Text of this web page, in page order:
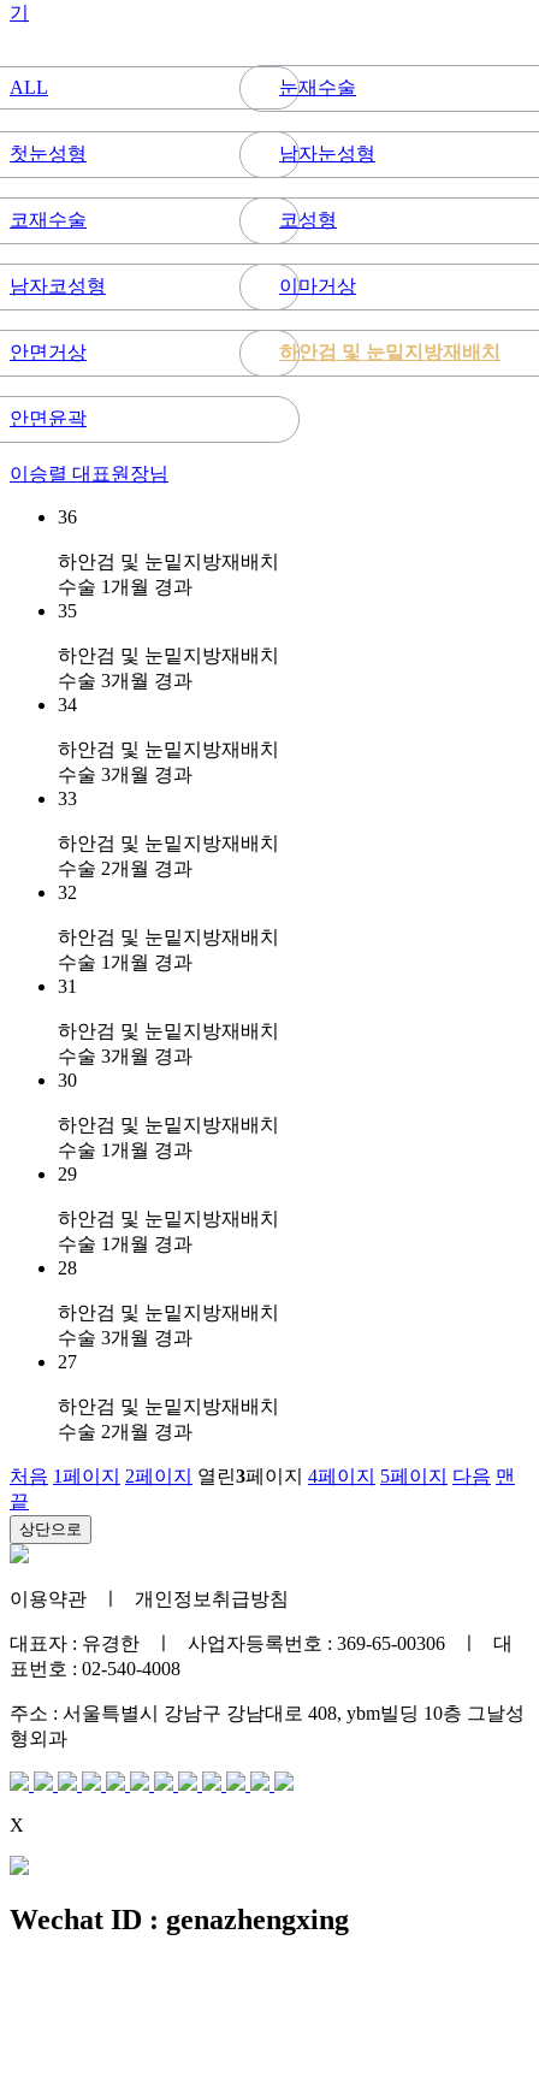
기
ALL 눈재수술
첫눈성형 남자눈성형
코재수술 코성형
남자코성형 이마거상
안면거상 하안검 및 눈밑지방재배치
안면윤곽
이승렬 대표원장님
36
하안검 및 눈밑지방재배치
수술 1개월 경과
35
하안검 및 눈밑지방재배치
수술 3개월 경과
34
하안검 및 눈밑지방재배치
수술 3개월 경과
33
하안검 및 눈밑지방재배치
수술 2개월 경과
32
하안검 및 눈밑지방재배치
수술 1개월 경과
31
하안검 및 눈밑지방재배치
수술 3개월 경과
30
하안검 및 눈밑지방재배치
수술 1개월 경과
29
하안검 및 눈밑지방재배치
수술 1개월 경과
28
하안검 및 눈밑지방재배치
수술 3개월 경과
27
하안검 및 눈밑지방재배치
수술 2개월 경과
처음 1페이지 2페이지 열린3페이지 4페이지 5페이지 다음 맨
끝
상단으로
이용약관 개인정보취급방침
대표자 : 유경한 ㅣ 사업자등록번호 : 369-65-00306 ㅣ 대
표번호 : 02-540-4008
주소 : 서울특별시 강남구 강남대로 408, ybm빌딩 10층 그날성
형외과
X
Wechat ID : genazhengxing